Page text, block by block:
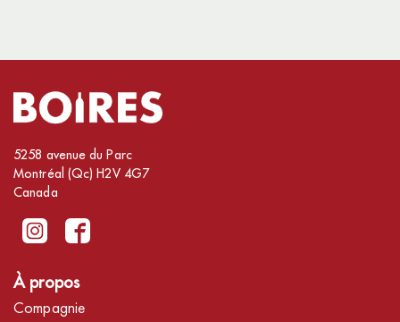
5258 avenue du Parc
Montréal (Qc) H2V 4G7
Canada
À propos
Compagnie